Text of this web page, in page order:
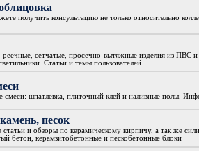
получить консультацию не только относительно
реечные, сетчатые, просечно-вытяжные изделия из ПВС
Статьи и темы пользователей.
смеси: шпатлевка, плиточный клей и наливные полы.
песок
статьи и обзоры по керамическому кирпичу, а так же
бетон, керамзитобетонные и пескобетонные блоки